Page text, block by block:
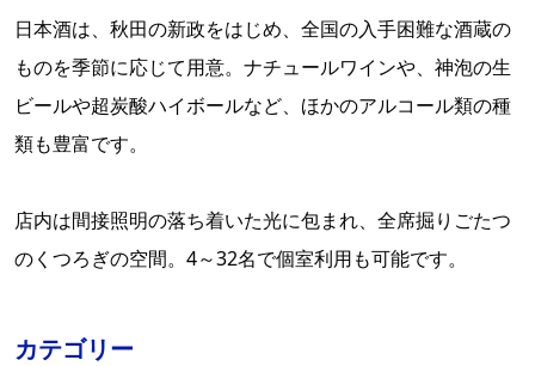
日本酒は、秋田の新政をはじめ、全国の入手困難な酒蔵の
ものを季節に応じて用意。ナチュールワインや、神泡の生
ビールや超炭酸ハイボールなど、ほかのアルコール類の種
類も豊富です。
店内は間接照明の落ち着いた光に包まれ、全席掘りごたつ
のくつろぎの空間。4～32名で個室利用も可能です。
カテゴリー